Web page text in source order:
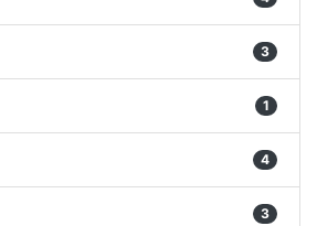
3
1
4
3